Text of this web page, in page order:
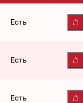
Есть
Есть
Есть